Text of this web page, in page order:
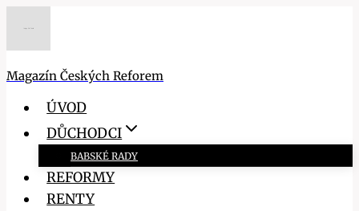
Magazín Českých Reforem
ÚVOD
DŮCHODCI
BABSKÉ RADY
REFORMY
RENTY